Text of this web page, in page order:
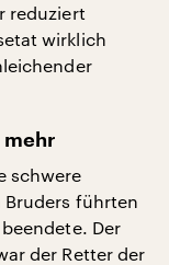
reduziert
wirklich
mehr
schwere
Bruders führten
Der
der Retter der